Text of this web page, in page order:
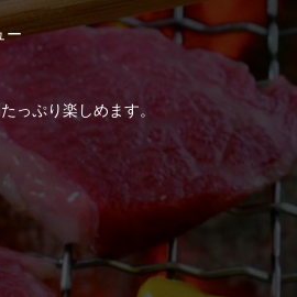
ー
っぷり楽しめます。